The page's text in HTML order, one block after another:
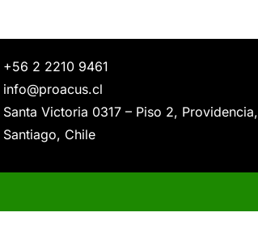
+56 2 2210 9461
info@proacus.cl
Santa Victoria 0317 – Piso 2, Providencia,
Santiago, Chile